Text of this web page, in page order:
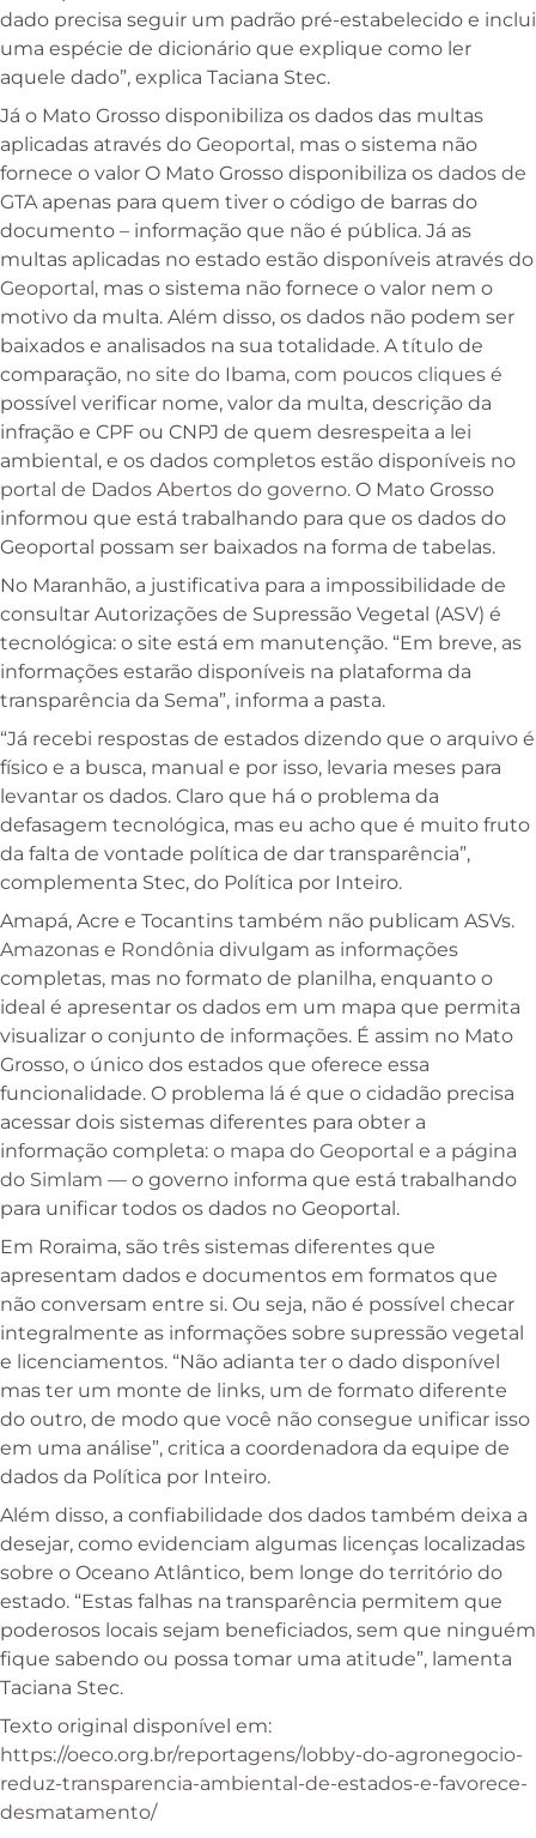
dado precisa seguir um padrão pré-estabelecido e inclui
uma espécie de dicionário que explique como ler
aquele dado”, explica Taciana Stec.
Já o Mato Grosso disponibiliza os dados das multas
aplicadas através do Geoportal, mas o sistema não
fornece o valor O Mato Grosso disponibiliza os dados de
GTAapenas para quem tiver o código de barras do
documento – informação que não é pública. Já as
multas aplicadas no estado estão disponíveis através do
Geoportal, mas o sistema não fornece o valor nem o
motivo da multa. Além disso, os dados não podem ser
baixados e analisados na sua totalidade. A título de
comparação, no site do Ibama, com poucos cliques é
possível verificar nome, valor da multa, descrição da
infração e CPF ou CNPJ de quem desrespeita a lei
ambiental, e os dados completos estão disponíveis no
portal de Dados Abertos do governo. O Mato Grosso
informou que está trabalhando para que os dados do
Geoportal possam ser baixados na forma de tabelas.
No Maranhão, a justificativa para a impossibilidade de
consultar Autorizações de Supressão Vegetal (ASV) é
tecnológica: o site está em manutenção. “Em breve, as
informações estarão disponíveis na plataforma da
transparência da Sema”, informa a pasta.
“Já recebi respostas de estados dizendo que o arquivo é
físico e a busca, manual e por isso, levaria meses para
levantar os dados. Claro que há o problema da
defasagem tecnológica, mas eu acho que é muito fruto
da falta de vontade política de dar transparência”,
complementa Stec, do Política por Inteiro.
Amapá, Acre e Tocantins também não publicam ASVs.
Amazonas e Rondônia divulgam as informações
completas, mas no formato de planilha, enquanto o
ideal é apresentar os dados em um mapa que permita
visualizar o conjunto de informações. É assim no Mato
Grosso, o único dos estados que oferece essa
funcionalidade. O problema lá é que o cidadão precisa
acessar dois sistemas diferentes para obter a
informação completa: o mapa do Geoportal e a página
do Simlam — o governo informa que está trabalhando
para unificar todos os dados no Geoportal.
Em Roraima, são três sistemas diferentes que
apresentam dados e documentos em formatos que
não conversam entre si. Ou seja, não é possível checar
integralmente as informações sobre supressão vegetal
e licenciamentos. “Não adianta ter o dado disponível
mas ter um monte de links, um de formato diferente
do outro, de modo que você não consegue unificar isso
em uma análise”, critica a coordenadora da equipe de
dados da Política por Inteiro.
Além disso, a confiabilidade dos dados também deixa a
desejar, como evidenciam algumas licenças localizadas
sobre o Oceano Atlântico, bem longe do território do
estado. “Estas falhas na transparência permitem que
poderosos locais sejam beneficiados, sem que ninguém
fique sabendo ou possa tomar uma atitude”, lamenta
Taciana Stec.
Texto original disponível em:
https://oeco.org.br/reportagens/lobby-do-agronegocio-
reduz-transparencia-ambiental-de-estados-e-favorece-
desmatamento/